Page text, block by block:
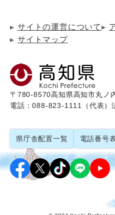
サイトの運営について
サイトマップ
〒780-8570高知県高知市丸ノ
電話：088-823-1111（代表）
県庁舎配置一覧 電話番号